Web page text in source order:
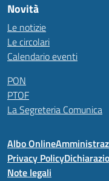
Novità
Le notizie
Le circolari
Calendario eventi
PON
PTOF
La Segreteria Comunica
Albo Online
Privacy Policy
Note legali